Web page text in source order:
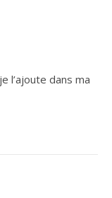
l’ajoute dans ma